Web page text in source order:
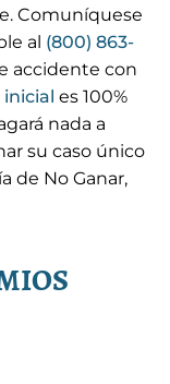
Comuníquese
al (800) 863-
accidente con
es 100%
nada a
su caso único
de No Ganar,